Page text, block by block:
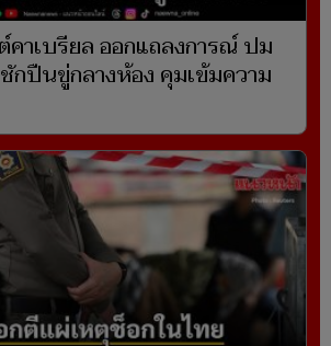
คาเบรียล ออกแถลงการณ์ ปม
กปืนขู่กลางห้อง คุมเข้มความ